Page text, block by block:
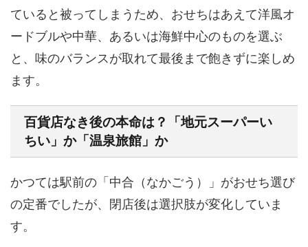
ていると被ってしまうため、おせちはあえて洋風オ
ードブルや中華、あるいは海鮮中心のものを選ぶ
と、味のバランスが取れて最後まで飽きずに楽しめ
ます。
百貨店なき後の本命は？「地元スーパーい
ちい」か「温泉旅館」か
かつては駅前の「中合（なかごう）」がおせち選び
の定番でしたが、閉店後は選択肢が変化していま
す。